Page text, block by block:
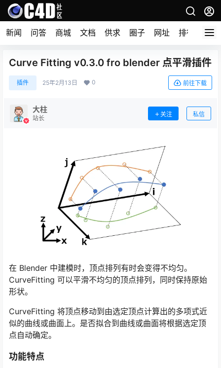
新闻 问答 商城 文档 供求 圈子 网址 排行榜
Curve Fitting v0.3.0 fro blender 点平滑插件
插件 25年2月13日 0 前往下载
大柱
站长
关注 私信
在 Blender 中建模时，顶点排列有时会变得不均匀。
CurveFitting 可以平滑不均匀的顶点排列，同时保持原始
形状。
CurveFitting 将顶点移动到由选定顶点计算出的多项式近
似的曲线或曲面上。是否拟合到曲线或曲面将根据选定顶
点自动确定。
功能特点